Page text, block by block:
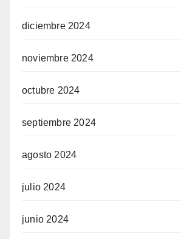
diciembre 2024
noviembre 2024
octubre 2024
septiembre 2024
agosto 2024
julio 2024
junio 2024